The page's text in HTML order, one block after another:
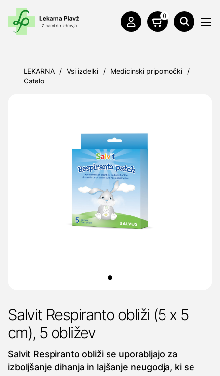
0
LEKARNA / Vsi izdelki / Medicinski pripomočki
/
Ostalo
Salvit Respiranto obliži (5 x 5
cm), 5 obližev
Salvit Respiranto obliži se uporabljajo za
izboljšanje dihanja in lajšanje neugodja, ki se